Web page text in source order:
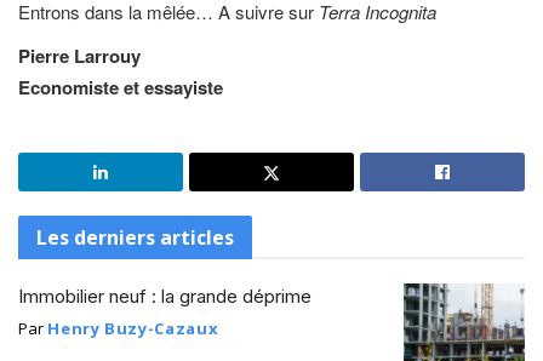
Entrons dans la mêlée… A suivre sur Terra Incognita
Pierre Larrouy
Economiste et essayiste
Les derniers articles
Immobilier neuf : la grande déprime
Par Henry Buzy-Cazaux